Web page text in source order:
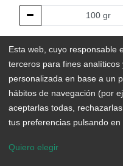
1.13 kg disponible
Esta web, cuyo responsable
terceros para fines
personalizada en base a un
hábitos de navegación (por
aceptarlas todas,
tus preferencias pulsando en
Quiero elegir